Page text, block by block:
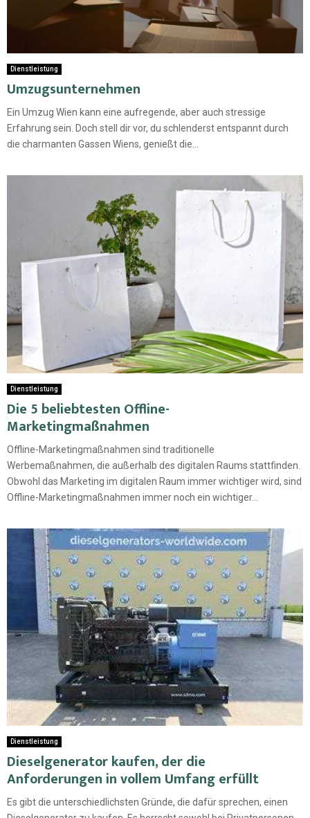
Dienstleistung
Umzugsunternehmen
Ein Umzug Wien kann eine aufregende, aber auch stressige
Erfahrung sein. Doch stell dir vor, du schlenderst entspannt durch
die charmanten Gassen Wiens, genießt die...
Dienstleistung
Die 5 beliebtesten Offline-
Marketingmaßnahmen
Offline-Marketingmaßnahmen sind traditionelle
Werbemaßnahmen, die außerhalb des digitalen Raums stattfinden.
Obwohl das Marketing im digitalen Raum immer wichtiger wird, sind
Offline-Marketingmaßnahmen immer noch ein wichtiger...
Dienstleistung
Dieselgenerator kaufen, der die
Anforderungen in vollem Umfang erfüllt
Es gibt die unterschiedlichsten Gründe, die dafür sprechen, einen